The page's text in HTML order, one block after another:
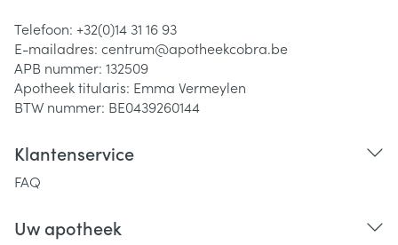
Telefoon: +32(0)14 31 16 93
E-mailadres: centrum@apotheekcobra.be
APB nummer: 132509
Apotheek titularis: Emma Vermeylen
BTW nummer: BE0439260144
Klantenservice
FAQ
Uw apotheek